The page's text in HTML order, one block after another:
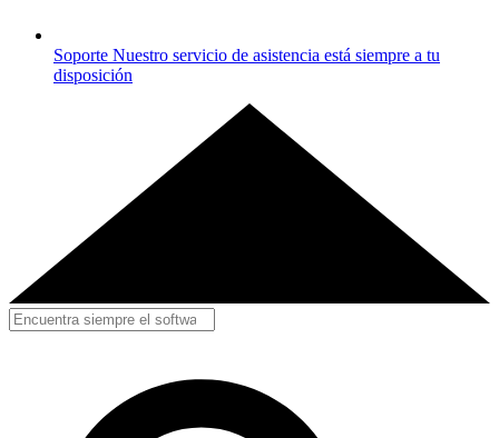
Soporte Nuestro servicio de asistencia está siempre a tu
disposición